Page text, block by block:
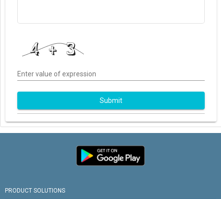
Enter value of expression
Submit
PRODUCT SOLUTIONS